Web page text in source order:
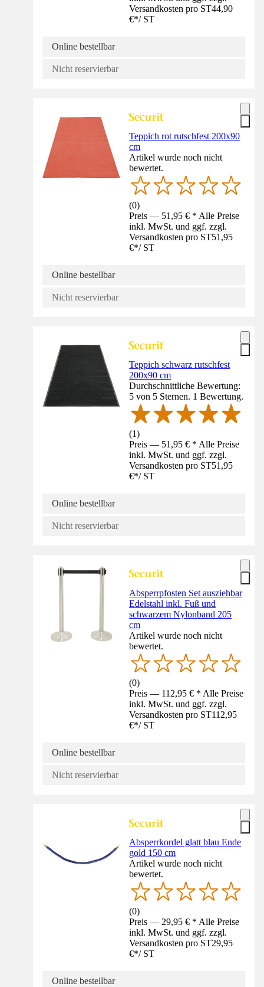
Versandkosten pro ST44,90
€*/ ST
Online bestellbar
Nicht reservierbar
Teppich rot rutschfest 200x90
cm
Artikel wurde noch nicht
bewertet.
(0)
Preis — 51,95 € * Alle Preise
inkl. MwSt. und ggf. zzgl.
Versandkosten pro ST51,95
€*/ ST
Online bestellbar
Nicht reservierbar
Teppich schwarz rutschfest
200x90 cm
Durchschnittliche Bewertung:
5 von 5 Sternen. 1 Bewertung.
(1)
Preis — 51,95 € * Alle Preise
inkl. MwSt. und ggf. zzgl.
Versandkosten pro ST51,95
€*/ ST
Online bestellbar
Nicht reservierbar
Absperrpfosten Set ausziehbar
Edelstahl inkl. Fuß und
schwarzem Nylonband 205
cm
Artikel wurde noch nicht
bewertet.
(0)
Preis — 112,95 € * Alle Preise
inkl. MwSt. und ggf. zzgl.
Versandkosten pro ST112,95
€*/ ST
Online bestellbar
Nicht reservierbar
Absperrkordel glatt blau Ende
gold 150 cm
Artikel wurde noch nicht
bewertet.
(0)
Preis — 29,95 € * Alle Preise
inkl. MwSt. und ggf. zzgl.
Versandkosten pro ST29,95
€*/ ST
Online bestellbar